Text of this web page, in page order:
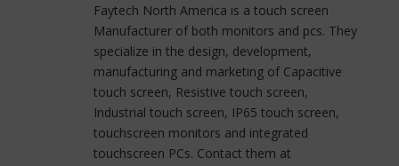
Faytech North America is a touch screen
Manufacturer of both monitors and pcs. They
specialize in the design, development,
manufacturing and marketing of Capacitive
touch screen, Resistive touch screen,
Industrial touch screen, IP65 touch screen,
touchscreen monitors and integrated
touchscreen PCs. Contact them at